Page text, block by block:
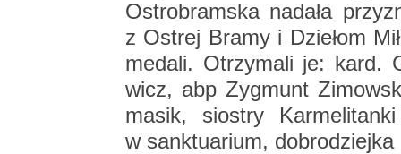
Ostro­bram­ska nada­ła
z Ostrej Bramy i Dzie­łom
me­da­li. Otrzy­ma­li je: kard.
wicz, abp Zyg­munt
ma­sik, sio­stry
w sank­tu­arium,